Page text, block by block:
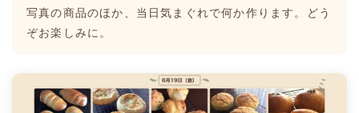
写真の商品のほか、当日気まぐれで何か作ります。どう
ぞお楽しみに。